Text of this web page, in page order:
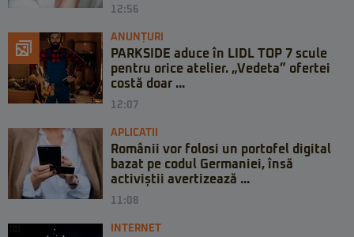
12:56
ANUNȚURI
PARKSIDE aduce în LIDL TOP 7 scule
pentru orice atelier. „Vedeta” ofertei
costă doar ...
12:07
APLICATII
Românii vor folosi un portofel digital
bazat pe codul Germaniei, însă
activiștii avertizează ...
11:08
INTERNET